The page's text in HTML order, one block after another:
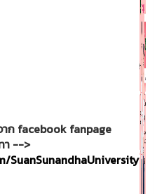
ก facebook fanpage
า -->
SuanSunandhaUniversity